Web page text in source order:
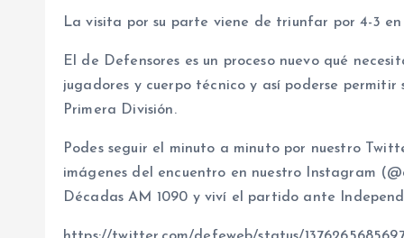
La visita por su parte viene de triunfar por 4-3
El de Defensores es un proceso nuevo qué
jugadores y cuerpo técnico y así poderse
Primera División.
Podes seguir el minuto a minuto por nuestro
imágenes del encuentro en nuestro Instagram
Décadas AM 1090 y viví el partido ante